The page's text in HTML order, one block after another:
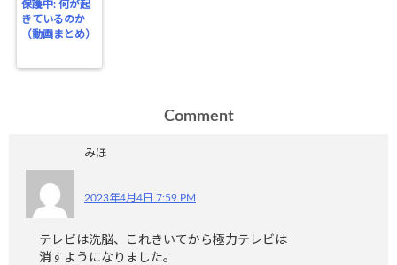
保護中: 何が起
きているのか
（動画まとめ）
Comment
みほ
2023年4月4日 7:59 PM
テレビは洗脳、これきいてから極力テレビは
消すようになりました。